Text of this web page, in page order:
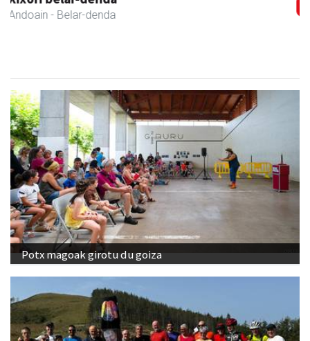
Andoain - Fisioterapia
Potx magoak girotu du goiza